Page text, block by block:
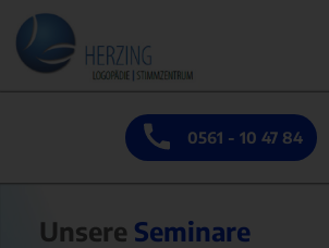
0561 - 10 47 84
Unsere Seminare